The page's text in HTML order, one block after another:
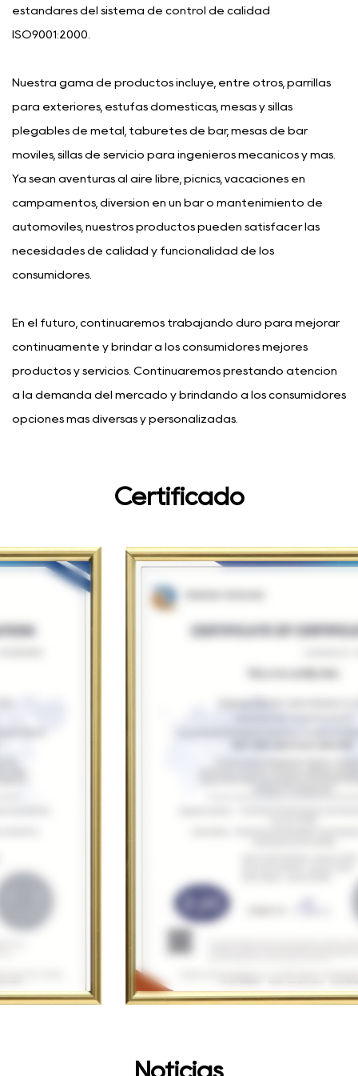
estándares del sistema de control de calidad
ISO9001:2000.
Nuestra gama de productos incluye, entre otros, parrillas
para exteriores, estufas domésticas, mesas y sillas
plegables de metal, taburetes de bar, mesas de bar
móviles, sillas de servicio para ingenieros mecánicos y más.
Ya sean aventuras al aire libre, picnics, vacaciones en
campamentos, diversión en un bar o mantenimiento de
automóviles, nuestros productos pueden satisfacer las
necesidades de calidad y funcionalidad de los
consumidores.
En el futuro, continuaremos trabajando duro para mejorar
continuamente y brindar a los consumidores mejores
productos y servicios. Continuaremos prestando atención
a la demanda del mercado y brindando a los consumidores
opciones más diversas y personalizadas.
Certificado
Noticias